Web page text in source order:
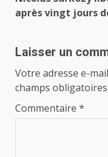
après vingt jours
Laisser un
Votre adresse e-
champs
Commentaire *